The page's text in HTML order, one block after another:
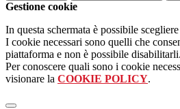
Gestione cookie
In questa schermata è possibile
I cookie necessari sono quelli che
piattaforma e non è possibile disabilitarli.
Per conoscere quali sono i cookie
visionare la COOKIE POLICY.